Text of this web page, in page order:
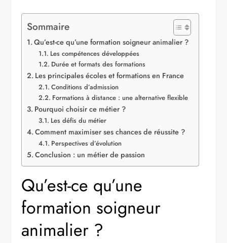
Sommaire
Qu’est-ce qu’une formation soigneur animalier ?
Les compétences développées
Durée et formats des formations
Les principales écoles et formations en France
Conditions d’admission
Formations à distance : une alternative flexible
Pourquoi choisir ce métier ?
Les défis du métier
Comment maximiser ses chances de réussite ?
Perspectives d’évolution
Conclusion : un métier de passion
Qu’est-ce qu’une
formation soigneur
animalier ?